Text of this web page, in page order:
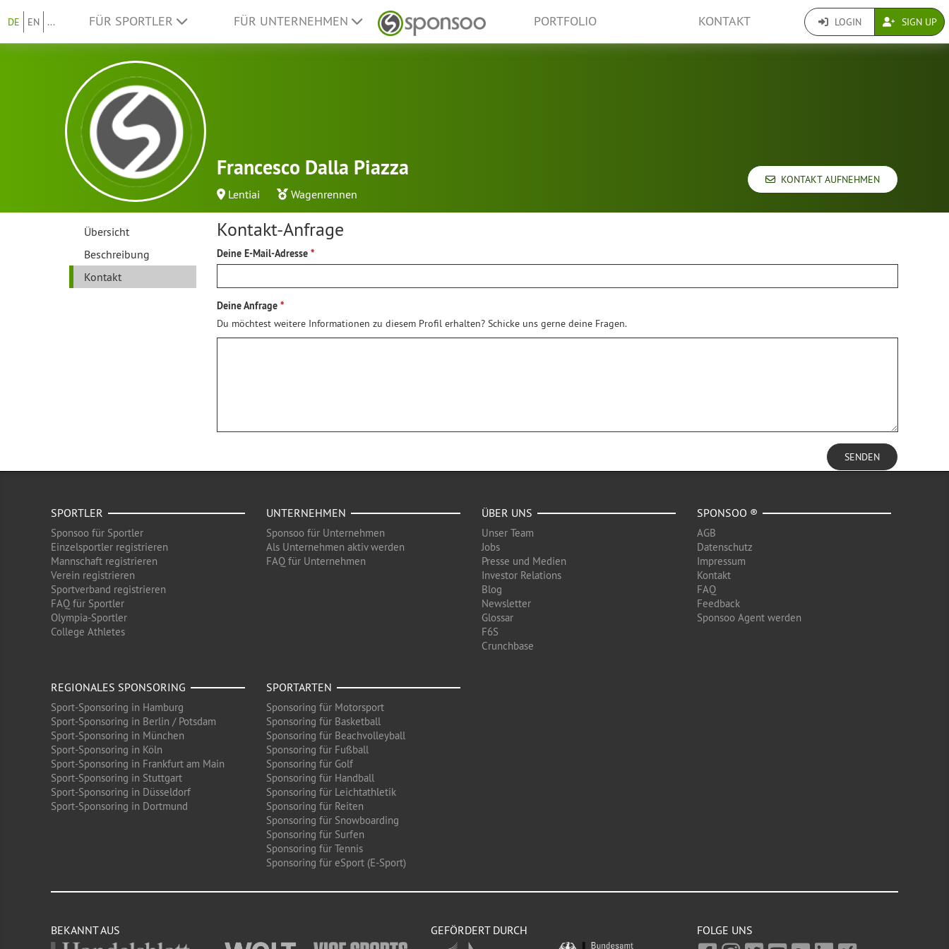
DE EN ... FÜR SPORTLER FÜR UNTERNEHMEN PORTFOLIO KONTAKT LOGIN SIGN UP
Francesco Dalla Piazza
Lentiai Wagenrennen
KONTAKT AUFNEHMEN
Übersicht
Beschreibung
Kontakt
Kontakt-Anfrage
Deine E-Mail-Adresse
Deine Anfrage
Du möchtest weitere Informationen zu diesem Profil erhalten? Schicke uns gerne deine Fragen.
SENDEN
SPORTLER
Sponsoo für Sportler
Einzelsportler registrieren
Mannschaft registrieren
Verein registrieren
Sportverband registrieren
FAQ für Sportler
Olympia-Sportler
College Athletes
UNTERNEHMEN
Sponsoo für Unternehmen
Als Unternehmen aktiv werden
FAQ für Unternehmen
ÜBER UNS
Unser Team
Jobs
Presse und Medien
Investor Relations
Blog
Newsletter
Glossar
F6S
Crunchbase
SPONSOO ®
AGB
Datenschutz
Impressum
Kontakt
FAQ
Feedback
Sponsoo Agent werden
REGIONALES SPONSORING
Sport-Sponsoring in Hamburg
Sport-Sponsoring in Berlin / Potsdam
Sport-Sponsoring in München
Sport-Sponsoring in Köln
Sport-Sponsoring in Frankfurt am Main
Sport-Sponsoring in Stuttgart
Sport-Sponsoring in Düsseldorf
Sport-Sponsoring in Dortmund
SPORTARTEN
Sponsoring für Motorsport
Sponsoring für Basketball
Sponsoring für Beachvolleyball
Sponsoring für Fußball
Sponsoring für Golf
Sponsoring für Handball
Sponsoring für Leichtathletik
Sponsoring für Reiten
Sponsoring für Snowboarding
Sponsoring für Surfen
Sponsoring für Tennis
Sponsoring für eSport (E-Sport)
BEKANNT AUS GEFÖRDERT DURCH FOLGE UNS